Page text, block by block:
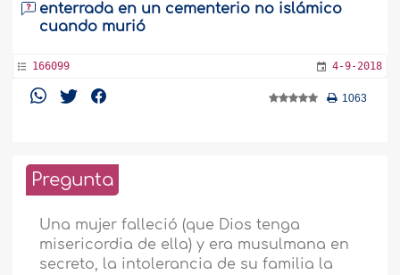
enterrada en un cementerio no islámico
cuando murió
166099 4-9-2018
1063
Pregunta
Una mujer falleció (que Dios tenga
misericordia de ella) y era musulmana en
secreto, la intolerancia de su familia la